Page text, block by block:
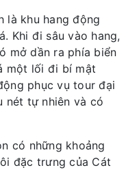
là khu hang động
Khi đi sâu vào hang,
mở dần ra phía biển
một lối đi bí mật
phục vụ tour đại
nét tự nhiên và có
có những khoảng
đặc trưng của Cát